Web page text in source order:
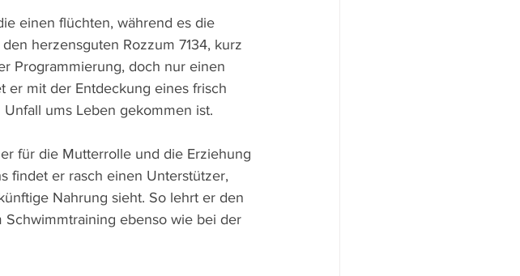
einen flüchten, während es die
herzensguten Rozzum 7134, kurz
Programmierung, doch nur einen
er mit der Entdeckung eines frisch
ums Leben gekommen ist.
für die Mutterrolle und die Erziehung
findet er rasch einen Unterstützer,
Nahrung sieht. So lehrt er den
Schwimmtraining ebenso wie bei der